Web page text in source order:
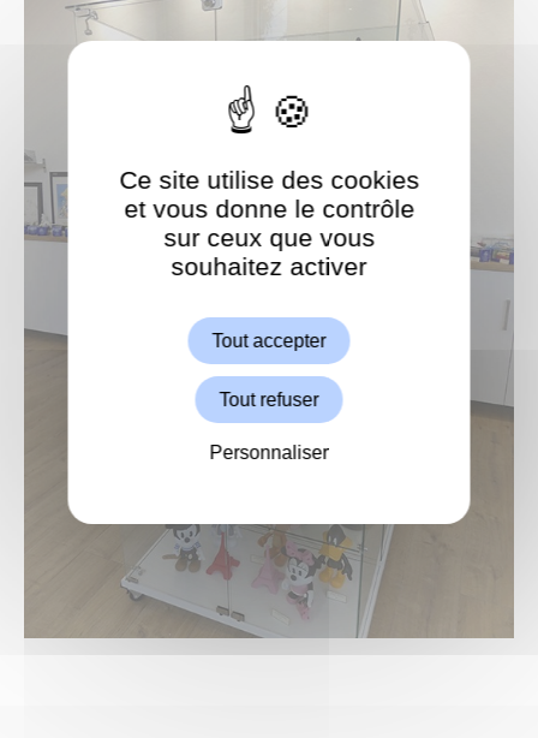
ShareThis est désactivé.
Ce site utilise des cookies
et vous donne le contrôle
sur ceux que vous
souhaitez activer
Tout accepter
Tout refuser
Personnaliser